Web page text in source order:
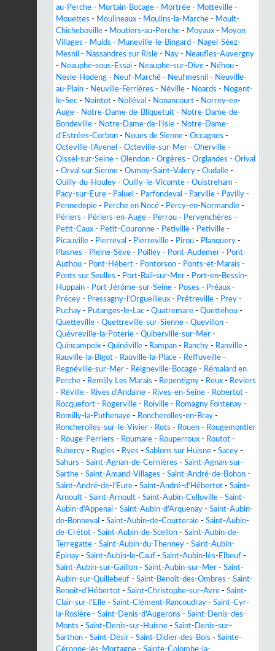
au-Perche - Mortain-Bocage - Mortrée - Motteville -
Mouettes - Moulineaux - Moulins-la-Marche - Moult-
Chicheboville - Moutiers-au-Perche - Moyaux - Moyon
Villages - Muids - Muneville-le-Bingard - Nagel-Séez-
Mesnil - Nassandres sur Risle - Nay - Neaufles-Auvergny
- Neauphe-sous-Essai - Neauphe-sur-Dive - Néhou -
Nesle-Hodeng - Neuf-Marché - Neufmesnil - Neuville-
au-Plain - Neuville-Ferrières - Néville - Noards - Nogent-
le-Sec - Nointot - Nolléval - Nonancourt - Norrey-en-
Auge - Notre-Dame-de-Bliquetuit - Notre-Dame-de-
Bondeville - Notre-Dame-de-l'Isle - Notre-Dame-
d'Estrées-Corbon - Noues de Sienne - Occagnes -
Octeville-l'Avenel - Octeville-sur-Mer - Oherville -
Oissel-sur-Seine - Olendon - Orgères - Orglandes - Orival
- Orval sur Sienne - Osmoy-Saint-Valery - Oudalle -
Ouilly-du-Houley - Ouilly-le-Vicomte - Ouistreham -
Pacy-sur-Eure - Paluel - Parfondeval - Parville - Pavilly -
Pennedepie - Perche en Nocé - Percy-en-Normandie -
Périers - Périers-en-Auge - Perrou - Pervenchères -
Petit-Caux - Petit-Couronne - Petiville - Petiville -
Picauville - Pierreval - Pierreville - Pirou - Planquery -
Plasnes - Pleine-Sève - Poilley - Pont-Audemer - Pont-
Authou - Pont-Hébert - Pontorson - Ponts-et-Marais -
Ponts sur Seulles - Port-Bail-sur-Mer - Port-en-Bessin-
Huppain - Port-Jérôme-sur-Seine - Poses - Préaux -
Précey - Pressagny-l'Orgueilleux - Prêtreville - Prey -
Puchay - Putanges-le-Lac - Quatremare - Quettehou -
Quetteville - Quettreville-sur-Sienne - Quevillon -
Quévreville-la-Poterie - Quiberville-sur-Mer -
Quincampoix - Quinéville - Rampan - Ranchy - Ranville -
Rauville-la-Bigot - Rauville-la-Place - Reffuveille -
Regnéville-sur-Mer - Reigneville-Bocage - Rémalard en
Perche - Remilly Les Marais - Repentigny - Reux - Reviers
- Réville - Rives d'Andaine - Rives-en-Seine - Robertot -
Rocquefort - Rogerville - Roiville - Romagny Fontenay -
Romilly-la-Puthenaye - Roncherolles-en-Bray -
Roncherolles-sur-le-Vivier - Rots - Rouen - Rougemontier
- Rouge-Perriers - Roumare - Rouperroux - Routot -
Rubercy - Rugles - Ryes - Sablons sur Huisne - Sacey -
Sahurs - Saint-Agnan-de-Cernières - Saint-Agnan-sur-
Sarthe - Saint-Amand-Villages - Saint-André-de-Bohon -
Saint-André-de-l'Eure - Saint-André-d'Hébertot - Saint-
Arnoult - Saint-Arnoult - Saint-Aubin-Celloville - Saint-
Aubin-d'Appenai - Saint-Aubin-d'Arquenay - Saint-Aubin-
de-Bonneval - Saint-Aubin-de-Courteraie - Saint-Aubin-
de-Crétot - Saint-Aubin-de-Scellon - Saint-Aubin-de-
Terregatte - Saint-Aubin-du-Thenney - Saint-Aubin-
Épinay - Saint-Aubin-le-Cauf - Saint-Aubin-lès-Elbeuf -
Saint-Aubin-sur-Gaillon - Saint-Aubin-sur-Mer - Saint-
Aubin-sur-Quillebeuf - Saint-Benoît-des-Ombres - Saint-
Benoît-d'Hébertot - Saint-Christophe-sur-Avre - Saint-
Clair-sur-l'Elle - Saint-Clément-Rancoudray - Saint-Cyr-
la-Rosière - Saint-Denis-d'Augerons - Saint-Denis-des-
Monts - Saint-Denis-sur-Huisne - Saint-Denis-sur-
Sarthon - Saint-Désir - Saint-Didier-des-Bois - Sainte-
Céronne-lès-Mortagne - Sainte-Colombe-la-